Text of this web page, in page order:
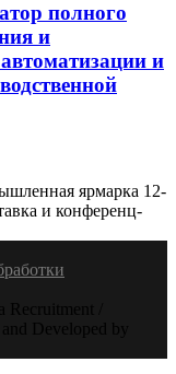
полного
и
и
/
Developed by